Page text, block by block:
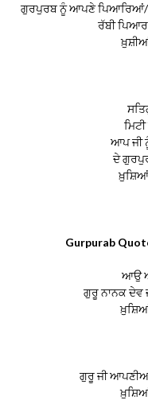
ਗੁਰਪੁਰਬ ਨੂੰ ਆਪਣੇ ਪਿਆਰਿਆਂ/
ਰੱਬੀ
ਆਪ ਜੀ
ਦੇ
Gurpurab
ਆਉ
ਗੁਰੂ ਨਾਨਕ ਦੇਵ
ਗੁਰੂ ਜੀ